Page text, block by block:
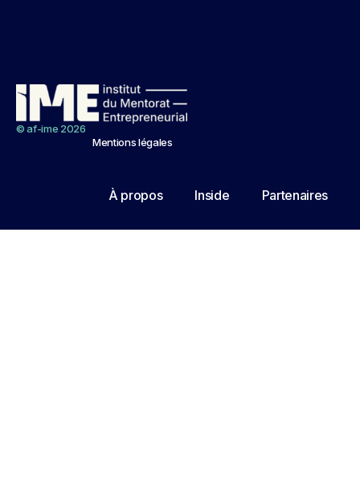
© af-ime 2026
Mentions légales
À propos Inside Partenaires